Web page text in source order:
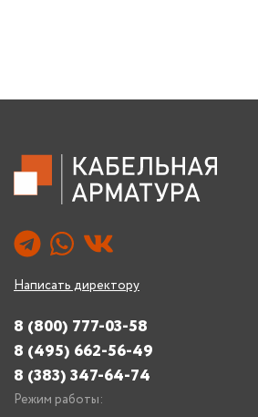
Написать директору
8 (800) 777-03-58
8 (495) 662-56-49
8 (383) 347-64-74
Режим работы: